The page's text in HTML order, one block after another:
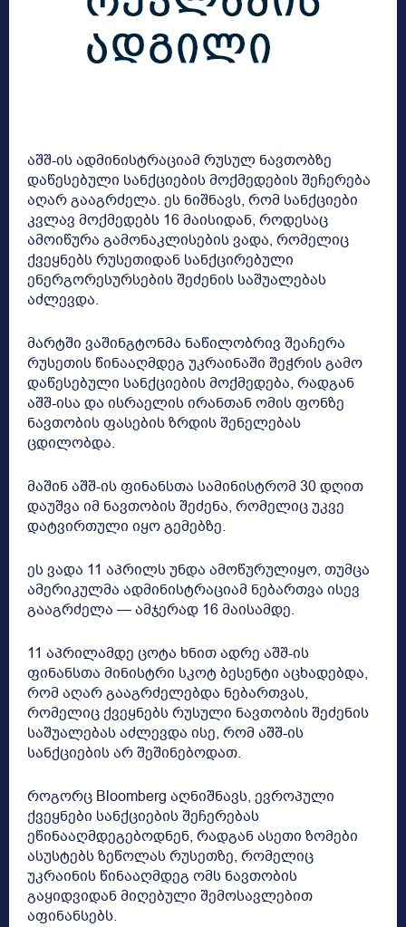
აშშ-ის ადმინისტრაციამ რუსულ ნავთობზე
დაწესებული სანქციების მოქმედების შეჩერება
აღარ გააგრძელა. ეს ნიშნავს, რომ სანქციები
კვლავ მოქმედებს 16 მაისიდან, როდესაც
ამოიწურა გამონაკლისების ვადა, რომელიც
ქვეყნებს რუსეთიდან სანქცირებული
ენერგორესურსების შეძენის საშუალებას
აძლევდა.
მარტში ვაშინგტონმა ნაწილობრივ შეაჩერა
რუსეთის წინააღმდეგ უკრაინაში შეჭრის გამო
დაწესებული სანქციების მოქმედება, რადგან
აშშ-ისა და ისრაელის ირანთან ომის ფონზე
ნავთობის ფასების ზრდის შენელებას
ცდილობდა.
მაშინ აშშ-ის ფინანსთა სამინისტრომ 30 დღით
დაუშვა იმ ნავთობის შეძენა, რომელიც უკვე
დატვირთული იყო გემებზე.
ეს ვადა 11 აპრილს უნდა ამოწურულიყო, თუმცა
ამერიკულმა ადმინისტრაციამ ნებართვა ისევ
გააგრძელა — ამჯერად 16 მაისამდე.
11 აპრილამდე ცოტა ხნით ადრე აშშ-ის
ფინანსთა მინისტრი სკოტ ბესენტი აცხადებდა,
რომ აღარ გააგრძელებდა ნებართვას,
რომელიც ქვეყნებს რუსული ნავთობის შეძენის
საშუალებას აძლევდა ისე, რომ აშშ-ის
სანქციების არ შეშინებოდათ.
როგორც Bloomberg აღნიშნავს, ევროპული
ქვეყნები სანქციების შეჩერებას
ეწინააღმდეგებოდნენ, რადგან ასეთი ზომები
ასუსტებს ზეწოლას რუსეთზე, რომელიც
უკრაინის წინააღმდეგ ომს ნავთობის
გაყიდვიდან მიღებული შემოსავლებით
აფინანსებს.